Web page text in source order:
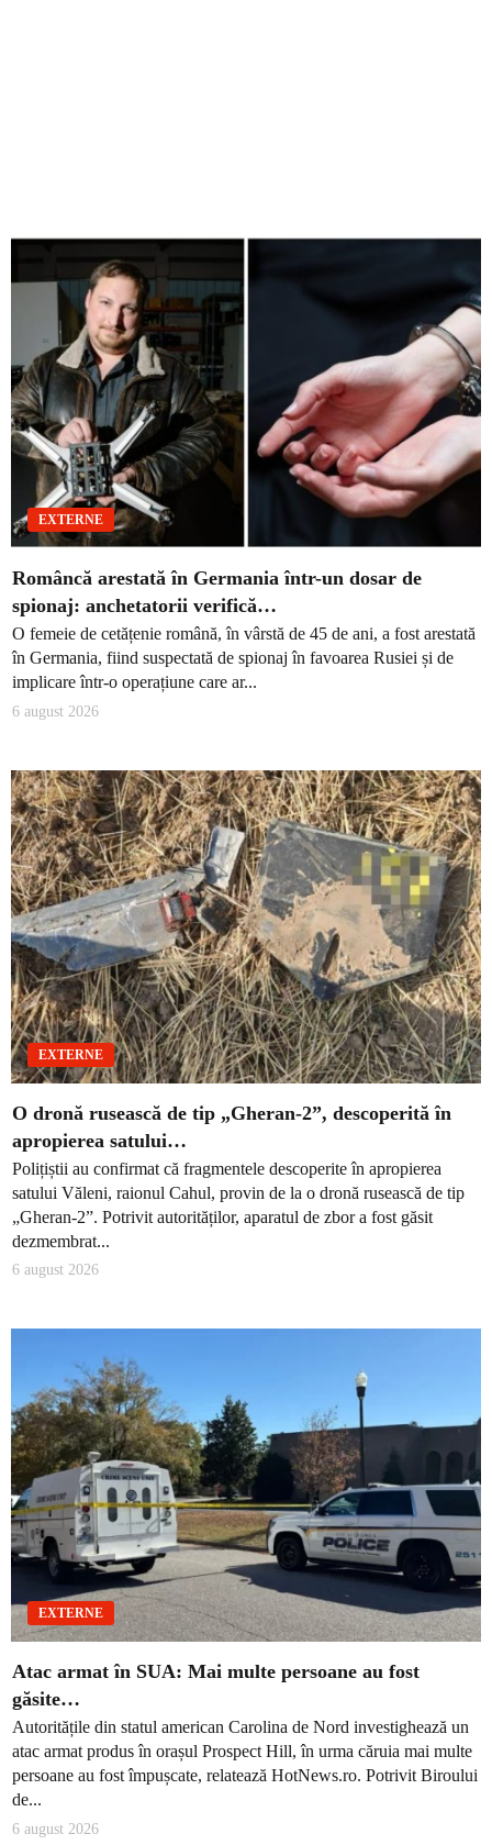
EXTERNE
Româncă arestată în Germania într-un dosar de
spionaj: anchetatorii verifică…
O femeie de cetățenie română, în vârstă de 45 de ani, a fost arestată
în Germania, fiind suspectată de spionaj în favoarea Rusiei și de
implicare într-o operațiune care ar...
6 august 2026
EXTERNE
O dronă rusească de tip „Gheran-2”, descoperită în
apropierea satului…
Polițiștii au confirmat că fragmentele descoperite în apropierea
satului Văleni, raionul Cahul, provin de la o dronă rusească de tip
„Gheran-2”. Potrivit autorităților, aparatul de zbor a fost găsit
dezmembrat...
6 august 2026
EXTERNE
Atac armat în SUA: Mai multe persoane au fost
găsite…
Autoritățile din statul american Carolina de Nord investighează un
atac armat produs în orașul Prospect Hill, în urma căruia mai multe
persoane au fost împușcate, relatează HotNews.ro. Potrivit Biroului
de...
6 august 2026